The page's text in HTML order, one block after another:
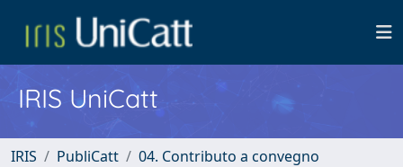
IRIS UniCatt
IRIS PubliCatt
04. Contributo a convegno